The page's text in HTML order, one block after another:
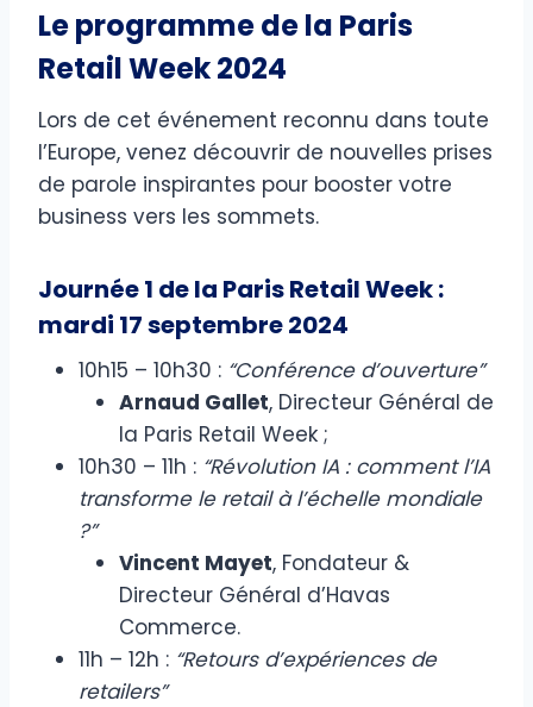
Le programme de la Paris
Retail Week 2024
Lors de cet événement reconnu dans toute
l’Europe, venez découvrir de nouvelles prises
de parole inspirantes pour booster votre
business vers les sommets.
Journée 1 de la Paris Retail Week :
mardi 17 septembre 2024
10h15 – 10h30 : “Conférence d’ouverture”
Arnaud Gallet, Directeur Général de
la Paris Retail Week ;
10h30 – 11h : “Révolution IA : comment l’IA
transforme le retail à l’échelle mondiale
?”
Vincent Mayet, Fondateur &
Directeur Général d’Havas
Commerce.
11h – 12h : “Retours d’expériences de
retailers”